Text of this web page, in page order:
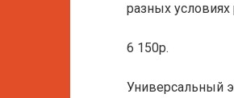
разных
6 150р.
Универсальный